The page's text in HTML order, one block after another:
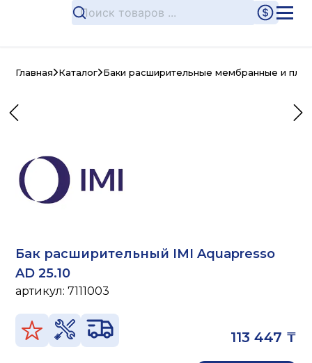
Главная Каталог Баки расширительные мембранные и
Бак расширительный IMI Aquapresso
AD 25.10
артикул:7111003
113 447 ₸